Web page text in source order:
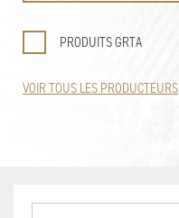
PRODUITS GRTA
VOIR TOUS LES PRODUCTEURS